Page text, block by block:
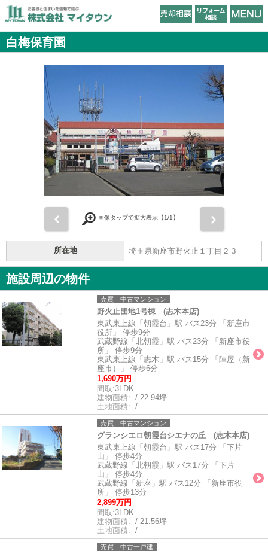
白梅保育園
画像タップで拡大表示【1/1】
所在地 埼玉県新座市野火止１丁目２３
施設周辺の物件
売買｜中古マンション
野火止団地1号棟 (志木本店)
東武東上線「朝霞台」駅 バス23分 「新座市
役所」 停歩9分
武蔵野線「北朝霞」駅 バス23分 「新座市役
所」 停歩9分
東武東上線「志木」駅 バス15分 「陣屋（新
座市）」 停歩6分
1,690万円
間取:3LDK
建物面積:- / 22.94坪
土地面積:- / -
売買｜中古マンション
グランシエロ朝霞台シエナの丘 (志木本店)
東武東上線「朝霞台」駅 バス17分 「下片
山」 停歩4分
武蔵野線「北朝霞」駅 バス17分 「下片
山」 停歩4分
武蔵野線「新座」駅 バス12分 「新座市役
所」 停歩13分
2,899万円
間取:3LDK
建物面積:- / 21.56坪
土地面積:- / -
売買｜中古一戸建